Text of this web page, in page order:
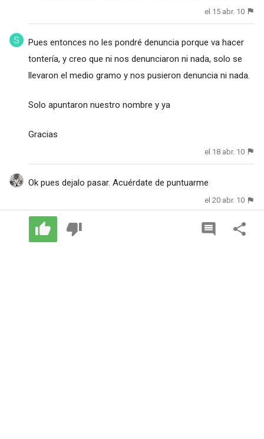
el 15 abr. 10
Pues entonces no les pondré denuncia porque va hacer
tontería, y creo que ni nos denunciaron ni nada, solo se
llevaron el medio gramo y nos pusieron denuncia ni nada.
Solo apuntaron nuestro nombre y ya
Gracias
el 18 abr. 10
Ok pues dejalo pasar. Acuérdate de puntuarme
el 20 abr. 10